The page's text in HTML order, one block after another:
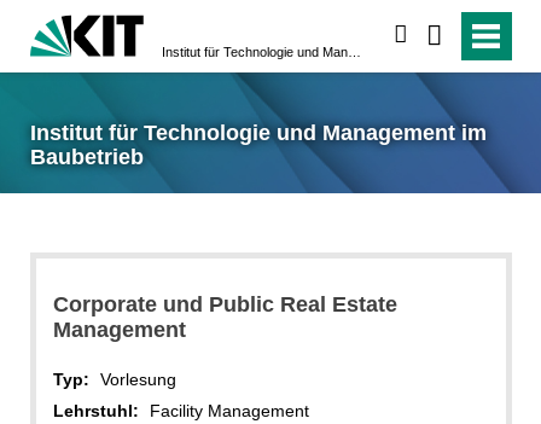
Institut für Technologie und Management im
Baubetrieb
Corporate und Public Real Estate
Management
Typ:
Vorlesung
Lehrstuhl:
Facility Management